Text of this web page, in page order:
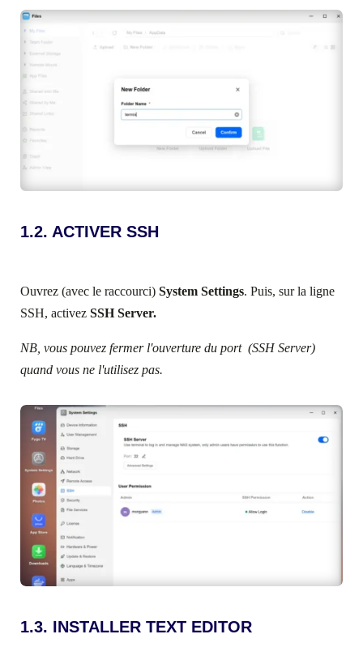
1.2. ACTIVER SSH
Ouvrez (avec le raccourci) System Settings. Puis, sur la ligne
SSH, activez SSH Server.
NB, vous pouvez fermer l'ouverture du port (SSH Server)
quand vous ne l'utilisez pas.
1.3. INSTALLER TEXT EDITOR